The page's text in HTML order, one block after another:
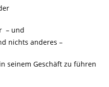
– und
nichts anderes –
seinem Geschäft zu führen